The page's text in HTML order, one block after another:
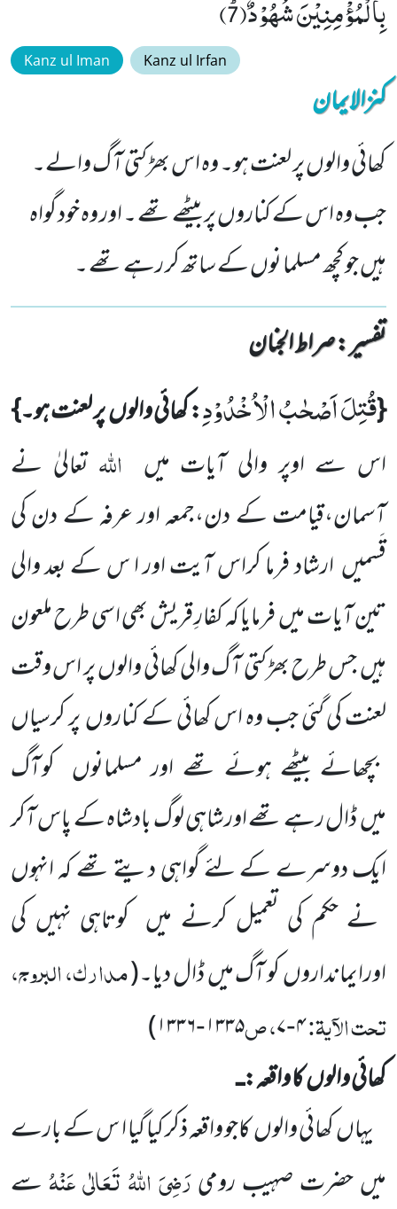
بِالْمُؤْمِنِیْنَ شُهُوْدٌﭤ(7)
Kanz ul Iman Kanz ul Irfan
کنزالایمان
کھائی والوں پر لعنت ہو۔ وہ اس بھڑکتی آ گ والے۔
جب وہ اس کے کناروں پر بیٹھے تھے ۔ اور وہ خود گواہ
ہیں جو کچھ مسلما نوں کے ساتھ کر رہے تھے ۔
تفسیر : ‎صراط الجنان
{قُتِلَ اَصْحٰبُ الْاُخْدُوْدِ: کھائی والوںپر لعنت ہو۔}
اس سے اوپر والی آیات میں اللّٰہتعالیٰ نے
آسمان،قیامت کےدن،جمعہ اور عرفہ کے دن کی
قَسمیںارشاد فرما کراس آیت اور ا س کے بعد والی
تین آیات میںفرمایا کہ کفارِ قریش بھی اسیطرح ملعون
ہیںجس طرح بھڑکتی آ گ والی کھائی والوںپر اس وقت
لعنت کی گئی جب وہ اس کھائی کے کناروںپر کرسیاں
بچھائے بیٹھے ہوئے تھے اور مسلمانوں کو آگ
میںڈال رہے تھے اورشاہی لوگ بادشاہ کے پاس آکر
ایک دوسرے کے لئے گواہی دیتے تھے کہ انہوں
نے حکم کی تعمیل کرنے میں کوتاہی نہیں کی
اورایمانداروںکو آگ میںڈال دیا۔(مدارک، البروج،
تحت الآیۃ:۴-۷، ص۱۳۳۵-۱۳۳۶)
کھائی والوںکا واقعہ:ـ
یہاںکھائی والوںکاجو واقعہ ذکر کیا گیا ا س کے بارے
میں حضرت صہیب رومیرَضِیَ اللّٰہُ تَعَالٰی عَنْہُسے